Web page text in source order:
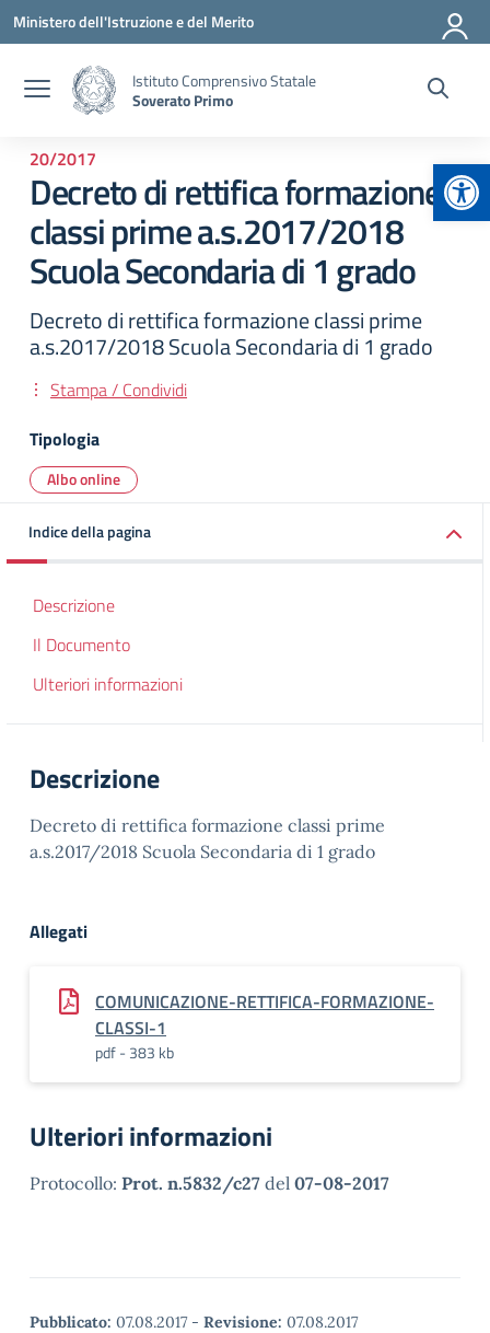
Vai ai contenuti
Vai al menu di navigazione
Vai al footer
Ministero dell'Istruzione e del Merito
Istituto Comprensivo Statale
Soverato Primo
20/2017
Decreto di rettifica formazione
classi prime a.s.2017/2018
Scuola Secondaria di 1 grado
Decreto di rettifica formazione classi prime
a.s.2017/2018 Scuola Secondaria di 1 grado
Stampa / Condividi
Tipologia
Albo online
Indice della pagina
Descrizione
Il Documento
Ulteriori informazioni
Descrizione
Decreto di rettifica formazione classi prime
a.s.2017/2018 Scuola Secondaria di 1 grado
Allegati
COMUNICAZIONE-RETTIFICA-FORMAZIONE-
CLASSI-1
pdf - 383 kb
Ulteriori informazioni
Protocollo: Prot. n.5832/c27 del 07-08-2017
Pubblicato: 07.08.2017 - Revisione: 07.08.2017